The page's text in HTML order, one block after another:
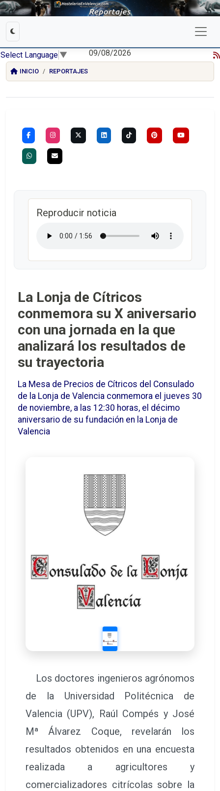
Select Language ▼ 09/08/2026
INICIO REPORTAJES
Reproducir noticia
La Lonja de Cítricos
conmemora su X aniversario
con una jornada en la que
analizará los resultados de
su trayectoria
La Mesa de Precios de Cítricos del Consulado
de la Lonja de Valencia conmemora el jueves 30
de noviembre, a las 12:30 horas, el décimo
aniversario de su fundación en la Lonja de
Valencia
Los doctores ingenieros agrónomos
de la Universidad Politécnica de
Valencia (UPV), Raúl Compés y José
Mª Álvarez Coque, revelarán los
resultados obtenidos en una encuesta
realizada a agricultores y
comercializadores citrícolas sobre la